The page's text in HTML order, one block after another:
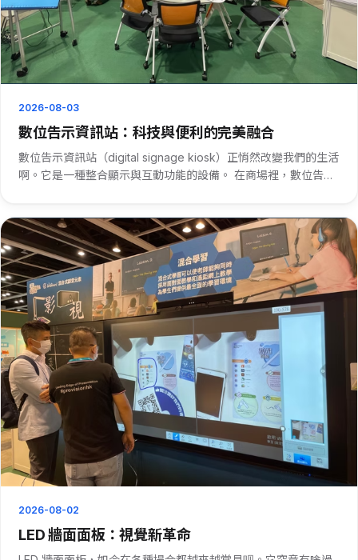
2026-08-03
數位告示資訊站：科技與便利的完美融合
數位告示資訊站（digital signage kiosk）正悄然改變我們的生活
啊。它是一種整合顯示與互動功能的設備。 在商場裡，數位告示
2026-08-02
LED 牆面面板：視覺新革命